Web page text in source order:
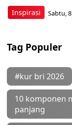
Inspirasi Sabtu,
Tag Populer
#kur bri 2026
10 komponen
panjang